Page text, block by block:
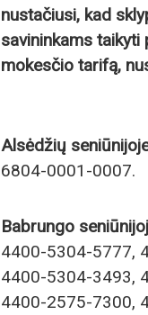
nustačiusi, kad
savininkams
mokesčio tarifą,
Alsėdžių
6804-0001-0007.
Babrungo
4400-5304-5777,
4400-5304-3493,
4400-2575-7300,